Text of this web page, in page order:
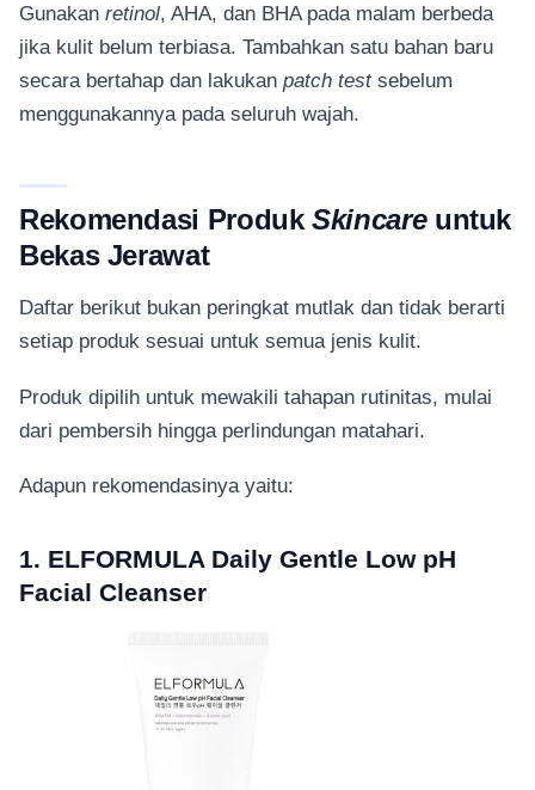
Gunakan retinol, AHA, dan BHA pada malam berbeda
jika kulit belum terbiasa. Tambahkan satu bahan baru
secara bertahap dan lakukan patch testsebelum
menggunakannya pada seluruh wajah.
Rekomendasi ProdukSkincare untuk
Bekas Jerawat
Daftar berikut bukan peringkat mutlak dan tidak berarti
setiap produk sesuai untuk semua jenis kulit.
Produk dipilih untuk mewakili tahapan rutinitas, mulai
dari pembersih hingga perlindungan matahari.
Adapun rekomendasinya yaitu:
1. ELFORMULA Daily Gentle Low pH
Facial Cleanser